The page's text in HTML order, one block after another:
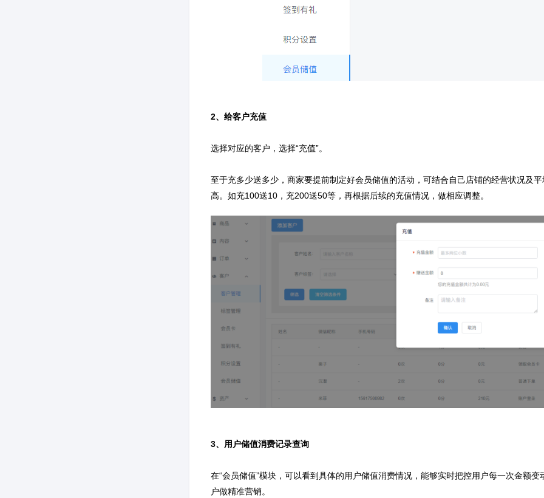
2、给客户充值
选择对应的客户，选择“充值”。
至于充多少送多少，商家要提前制定好会员储值的活动，可结合自己店铺的经营状况及
高。如充100送10，充200送50等，再根据后续的充值情况，做相应调整。
3、用户储值消费记录查询
在“会员储值”模块，可以看到具体的用户储值消费情况，能够实时把控用户每一次金额
户做精准营销。